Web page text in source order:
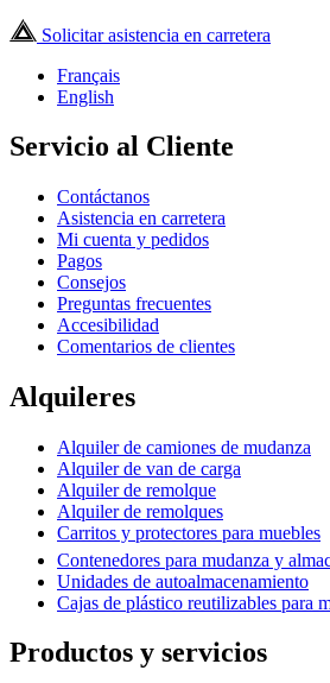
Solicitar asistencia en carretera
Français
English
Servicio al Cliente
Contáctanos
Asistencia en carretera
Mi cuenta y pedidos
Pagos
Consejos
Preguntas frecuentes
Accesibilidad
Comentarios de clientes
Alquileres
Alquiler de camiones de mudanza
Alquiler de van de carga
Alquiler de remolque
Alquiler de remolques
Carritos y protectores para muebles
Contenedores para mudanza y
Unidades de autoalmacenamiento
Cajas de plástico reutilizables para
Productos y servicios